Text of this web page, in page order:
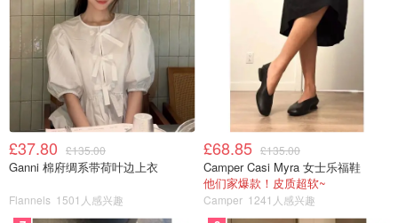
前不久和zico合作发的新歌spot，在录音室和MV的穿搭又
掀起了社交平台上的模仿潮。Jennie的魔力就是可以把每种
风格都消化的很好，穿出属于自己的style。
£37.80 £135.00
Ganni 棉府绸系带荷叶边上衣
Flannels 1501人感兴趣
£68.85 £135.00
Camper Casi Myra 女士乐福鞋
他们家爆款！皮质超软~
Camper 1241人感兴趣